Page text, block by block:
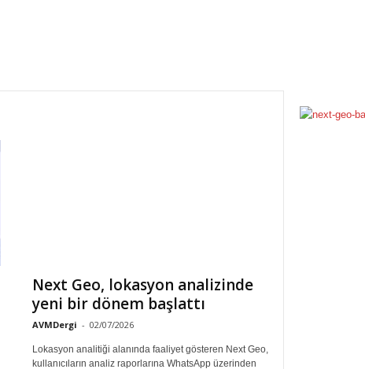
Next Geo, lokasyon analizinde
yeni bir dönem başlattı
AVMDergi - 02/07/2026
Lokasyon analitiği alanında faaliyet gösteren Next Geo,
kullanıcıların analiz raporlarına WhatsApp üzerinden